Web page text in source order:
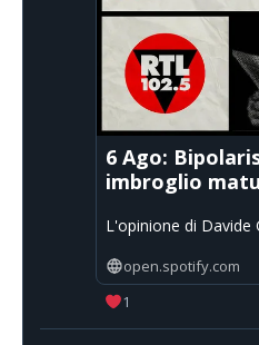
6 Ago:
imbroglio
L'opinione di Davide
open.spotify.com
1